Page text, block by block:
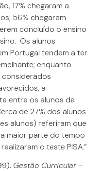
17% chegaram a
56% chegaram
concluído o ensino
Os alunos
Portugal tendem a ter
enquanto
a
entre os alunos de
de 27% dos alunos
alunos) referiram que
maior parte do tempo
o teste PISA.”
Gestão Curricular –